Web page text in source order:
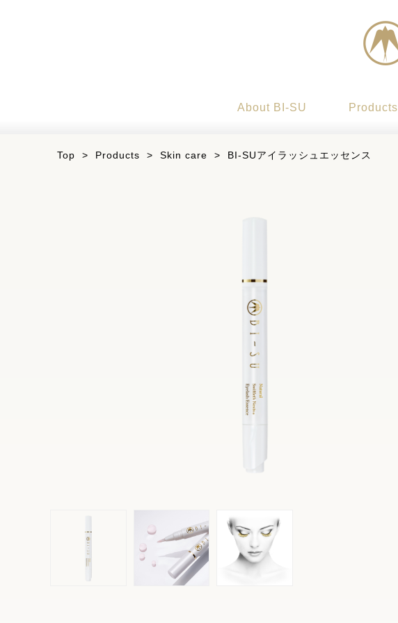
About BI-SU Products
Top > Products > Skin care > BI-SUアイラッシュエッセンス